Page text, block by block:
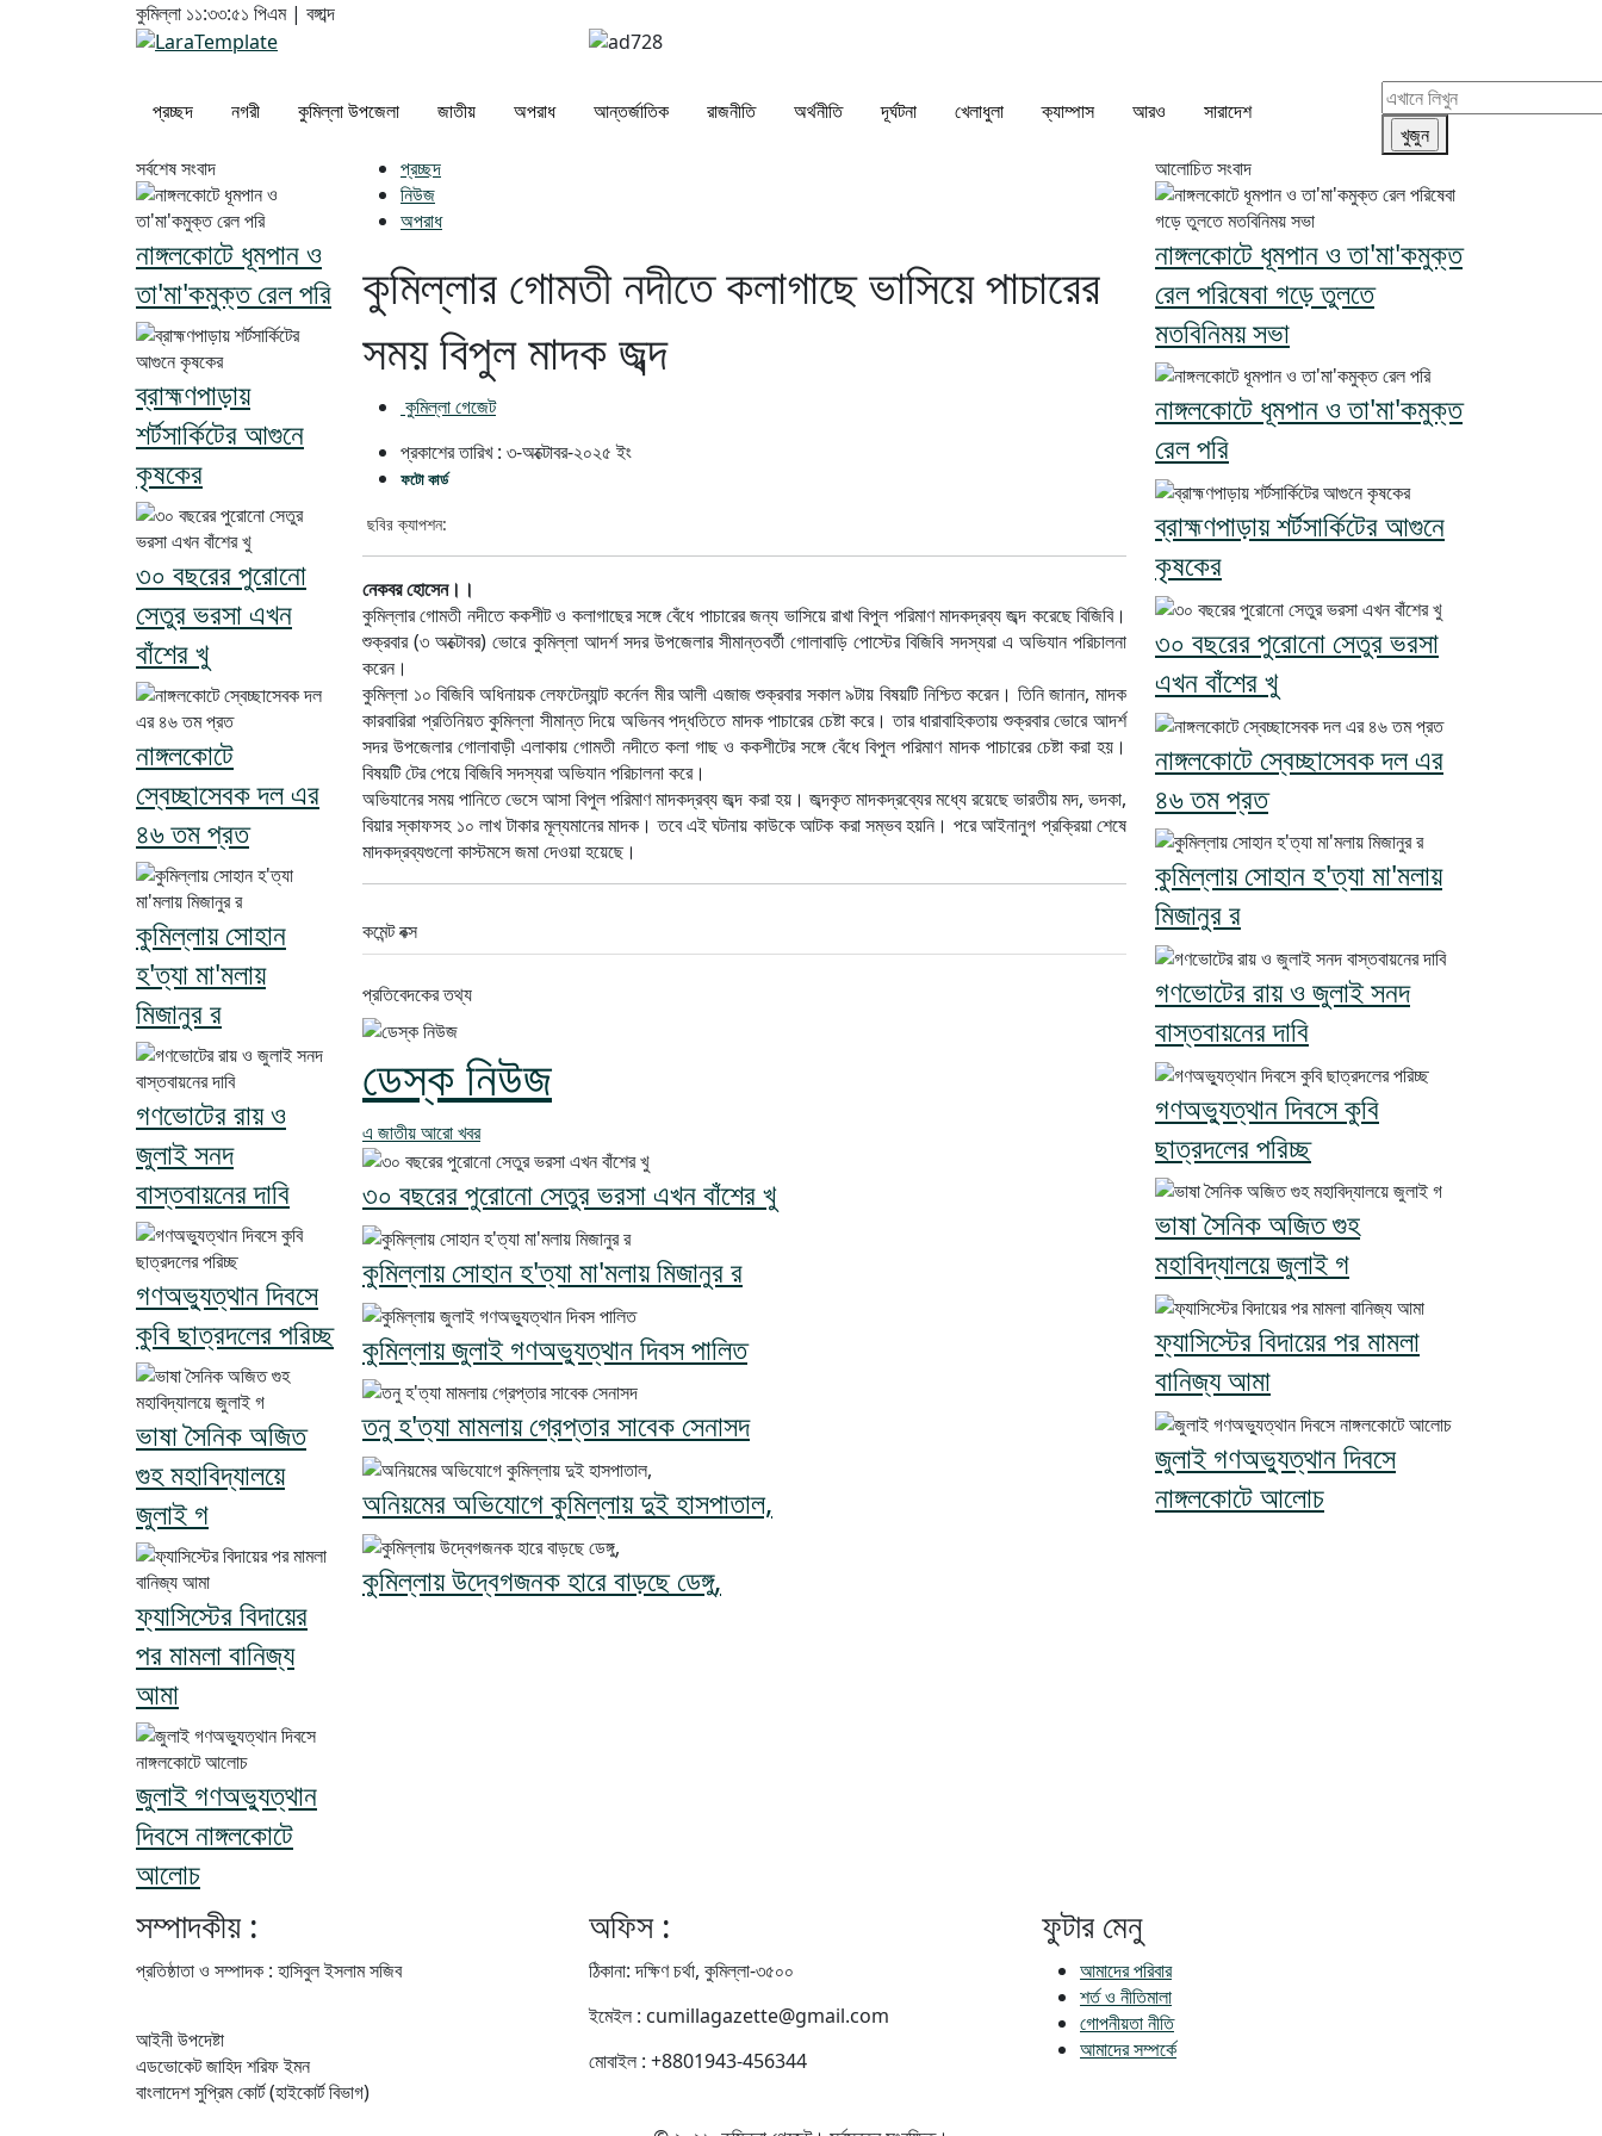
কুমিল্লা ১১:৩৩:৫১ পিএম| বঙ্গাব্দ
প্রচ্ছদ নগরী কুমিল্লা উপজেলা জাতীয় অপরাধ আন্তর্জাতিক রাজনীতি অর্থনীতি দূর্ঘটনা খেলাধুলা ক্যাম্পাস আরও সারাদেশ
প্রচ্ছদ
নিউজ
অপরাধ
কুমিল্লার গোমতী নদীতে কলাগাছে ভাসিয়ে পাচারের
সময় বিপুল মাদক জব্দ
কুমিল্লা গেজেট
প্রকাশের তারিখ : ৩-অক্টোবর-২০২৫ইং
ফটো কার্ড
ছবির ক্যাপশন:
নেকবর হোসেন।।
কুমিল্লার গোমতী নদীতে ককশীট ও কলাগাছের সঙ্গে বেঁধে পাচারের জন্য ভাসিয়ে রাখা বিপুল পরিমাণ মাদকদ্রব্য জব্দ করেছে বিজিবি।
শুক্রবার (৩ অক্টোবর) ভোরে কুমিল্লা আদর্শ সদর উপজেলার সীমান্তবর্তী গোলাবাড়ি পোস্টের বিজিবি সদস্যরা এ অভিযান পরিচালনা
করেন।
কুমিল্লা ১০ বিজিবি অধিনায়ক লেফটেন্যান্ট কর্নেল মীর আলী এজাজ শুক্রবার সকাল ৯টায় বিষয়টি নিশ্চিত করেন। তিনি জানান, মাদক
কারবারিরা প্রতিনিয়ত কুমিল্লা সীমান্ত দিয়ে অভিনব পদ্ধতিতে মাদক পাচারের চেষ্টা করে। তার ধারাবাহিকতায় শুক্রবার ভোরে আদর্শ
সদর উপজেলার গোলাবাড়ী এলাকায় গোমতী নদীতে কলা গাছ ও ককশীটের সঙ্গে বেঁধে বিপুল পরিমাণ মাদক পাচারের চেষ্টা করা হয়।
বিষয়টি টের পেয়ে বিজিবি সদস্যরা অভিযান পরিচালনা করে।
অভিযানের সময় পানিতে ভেসে আসা বিপুল পরিমাণ মাদকদ্রব্য জব্দ করা হয়। জব্দকৃত মাদকদ্রব্যের মধ্যে রয়েছে ভারতীয় মদ, ভদকা,
বিয়ার স্কাফসহ ১০ লাখ টাকার মূল্যমানের মাদক। তবে এই ঘটনায় কাউকে আটক করা সম্ভব হয়নি। পরে আইনানুগ প্রক্রিয়া শেষে
মাদকদ্রব্যগুলো কাস্টমসে জমা দেওয়া হয়েছে।
কমেন্ট বক্স
প্রতিবেদকের তথ্য
ডেস্ক নিউজ
এ জাতীয় আরো খবর
৩০ বছরের পুরোনো সেতুর ভরসা এখন বাঁশের খু
কুমিল্লায় সোহান হ'ত্যা মা'মলায় মিজানুর র
কুমিল্লায় জুলাই গণঅভ্যুত্থান দিবস পালিত
তনু হ'ত্যা মামলায় গ্রেপ্তার সাবেক সেনাসদ
অনিয়মের অভিযোগে কুমিল্লায় দুই হাসপাতাল,
কুমিল্লায় উদ্বেগজনক হারে বাড়ছে ডেঙ্গু,
সর্বশেষ সংবাদ
নাঙ্গলকোটে ধূমপান ও
তা'মা'কমুক্ত রেল পরি
ব্রাহ্মণপাড়ায়
শর্টসার্কিটের আগুনে
কৃষকের
৩০ বছরের পুরোনো
সেতুর ভরসা এখন
বাঁশের খু
নাঙ্গলকোটে
স্বেচ্ছাসেবক দল এর
৪৬ তম প্রত
কুমিল্লায় সোহান
হ'ত্যা মা'মলায়
মিজানুর র
গণভোটের রায় ও
জুলাই সনদ
বাস্তবায়নের দাবি
গণঅভ্যুত্থান দিবসে
কুবি ছাত্রদলের পরিচ্ছ
ভাষা সৈনিক অজিত
গুহ মহাবিদ্যালয়ে
জুলাই গ
ফ্যাসিস্টের বিদায়ের
পর মামলা বানিজ্য
আমা
জুলাই গণঅভ্যুত্থান
দিবসে নাঙ্গলকোটে
আলোচ
আলোচিত সংবাদ
নাঙ্গলকোটে ধূমপান ও তা'মা'কমুক্ত
রেল পরিষেবা গড়ে তুলতে
মতবিনিময় সভা
নাঙ্গলকোটে ধূমপান ও তা'মা'কমুক্ত
রেল পরি
ব্রাহ্মণপাড়ায় শর্টসার্কিটের আগুনে
কৃষকের
৩০ বছরের পুরোনো সেতুর ভরসা
এখন বাঁশের খু
নাঙ্গলকোটে স্বেচ্ছাসেবক দল এর
৪৬ তম প্রত
কুমিল্লায় সোহান হ'ত্যা মা'মলায়
মিজানুর র
গণভোটের রায় ও জুলাই সনদ
বাস্তবায়নের দাবি
গণঅভ্যুত্থান দিবসে কুবি
ছাত্রদলের পরিচ্ছ
ভাষা সৈনিক অজিত গুহ
মহাবিদ্যালয়ে জুলাই গ
ফ্যাসিস্টের বিদায়ের পর মামলা
বানিজ্য আমা
জুলাই গণঅভ্যুত্থান দিবসে
নাঙ্গলকোটে আলোচ
সম্পাদকীয় :
প্রতিষ্ঠাতা ও সম্পাদক : হাসিবুল ইসলাম সজিব
আইনী উপদেষ্টা
এডভোকেট জাহিদ শরিফ ইমন
বাংলাদেশ সুপ্রিম কোর্ট (হাইকোর্ট বিভাগ)
অফিস :
ঠিকানা: দক্ষিণ চর্থা, কুমিল্লা-৩৫০০
ইমেইল : cumillagazette@gmail.com
মোবাইল : +8801943-456344
ফুটার মেনু
আমাদের পরিবার
শর্ত ও নীতিমালা
গোপনীয়তা নীতি
আমাদের সম্পর্কে